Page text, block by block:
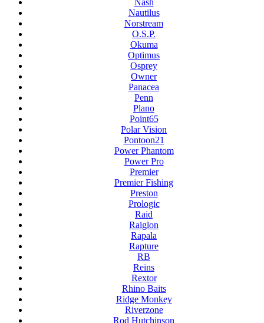
Nash
Nautilus
Norstream
O.S.P.
Okuma
Optimus
Osprey
Owner
Panacea
Penn
Plano
Point65
Polar Vision
Pontoon21
Power Phantom
Power Pro
Premier
Premier Fishing
Preston
Prologic
Raid
Raiglon
Rapala
Rapture
RB
Reins
Rextor
Rhino Baits
Ridge Monkey
Riverzone
Rod Hutchinson